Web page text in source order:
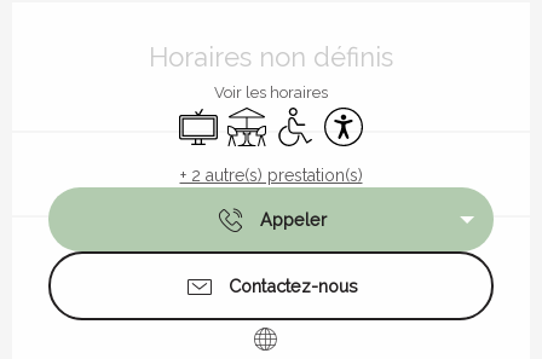
Horaires non définis
Voir les horaires
TélévisionTerrasseAccès handicapés
Accessibilité
+ 2 autre(s) prestation(s)
Appeler
Contactez-nous